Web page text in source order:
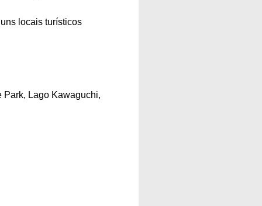
locais turísticos
Park, Lago Kawaguchi,